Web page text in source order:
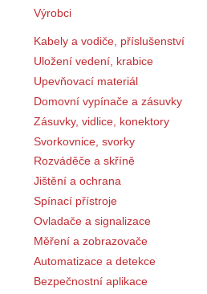
Výrobci
Kabely a vodiče, příslušenství
Uložení vedení, krabice
Upevňovací materiál
Domovní vypínače a zásuvky
Zásuvky, vidlice, konektory
Svorkovnice, svorky
Rozváděče a skříně
Jištění a ochrana
Spínací přístroje
Ovladače a signalizace
Měření a zobrazovače
Automatizace a detekce
Bezpečnostní aplikace